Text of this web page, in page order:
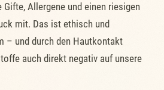
Allergene und einen riesigen
mit. Das ist ethisch und
– und durch den Hautkontakt
auch direkt negativ auf unsere